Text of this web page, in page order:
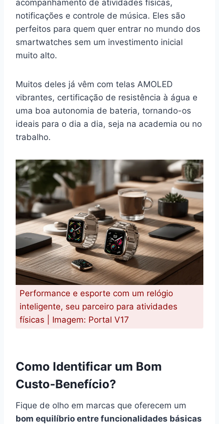
acompanhamento de atividades físicas,
notificações e controle de música. Eles são
perfeitos para quem quer entrar no mundo dos
smartwatches sem um investimento inicial
muito alto.
Muitos deles já vêm com telas AMOLED
vibrantes, certificação de resistência à água e
uma boa autonomia de bateria, tornando-os
ideais para o dia a dia, seja na academia ou no
trabalho.
Performance e esporte com um relógio
inteligente, seu parceiro para atividades
físicas | Imagem: Portal V17
Como Identificar um Bom
Custo-Benefício?
Fique de olho em marcas que oferecem um
bom equilíbrio entre funcionalidades básicas